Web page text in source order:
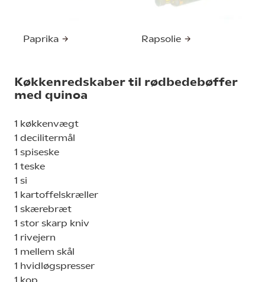
Paprika Rapsolie
Køkkenredskaber til rødbedebøffer
med quinoa
1 køkkenvægt
1 decilitermål
1 spiseske
1 teske
1 si
1 kartoffelskræller
1 skærebræt
1 stor skarp kniv
1 rivejern
1 mellem skål
1 hvidløgspresser
1 kop